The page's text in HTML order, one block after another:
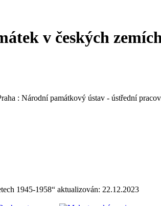
v českých
: Národní památkový ústav - ústřední
1945-1958“ aktualizován: 22.12.2023